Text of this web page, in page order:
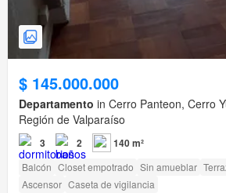
$ 145.000.000
Departamento in Cerro Panteon, Cerro
Región de Valparaíso
3 2 140 m²
Balcón Closet empotrado Sin amueblar
Ascensor Caseta de vigilancia